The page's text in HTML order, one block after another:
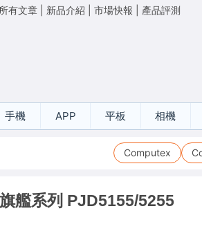
所有文章 新品介紹 市場快報 產品評測
手機 APP 平板 相機
Computex
艦系列 PJD5155/5255